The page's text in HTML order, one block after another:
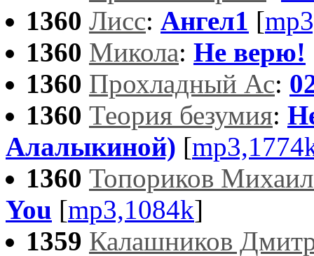
1360 Лисс: Ангел1 [
1360 Микола: Не верю!
1360 Прохладный Ас:
1360 Теория безумия:
Алалыкиной) [
1360 Топориков
You [mp3,1084k]
1359 Калашников